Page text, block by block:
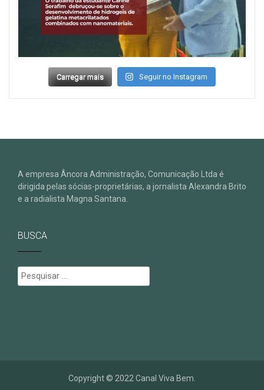
Carregar mais Seguir no Instagram
A empresa Âncora Administração, Comunicação Ltda é
dirigida pelas sócias-proprietárias, a jornalista Alexandra Brito
e a radialista Magna Santana.
BUSCA
Pesquisar
por:
Copyright © 2022 Canal Viva Bem.